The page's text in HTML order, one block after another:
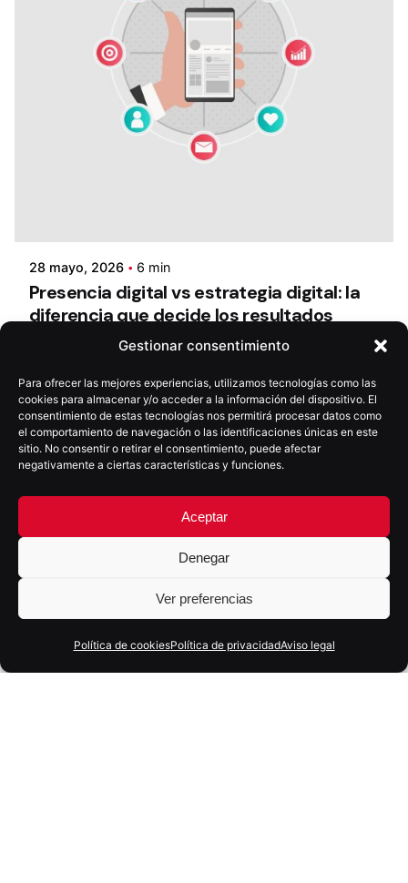
Gestionar consentimiento
Para ofrecer las mejores experiencias, utilizamos tecnologías como las
cookies para almacenar y/o acceder a la información del dispositivo. El
consentimiento de estas tecnologías nos permitirá procesar datos como
el comportamiento de navegación o las identificaciones únicas en este
sitio. No consentir o retirar el consentimiento, puede afectar
negativamente a ciertas características y funciones.
Aceptar
Denegar
Ver preferencias
Política de cookiesPolítica de privacidadAviso legal
28 mayo, 2026 6 min
Presencia digital vs estrategia digital: la
diferencia que decide los resultados